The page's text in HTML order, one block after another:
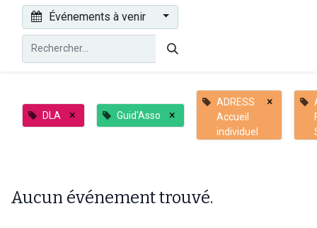
Événements à venir
DLA × Guid'Asso ×
ADRESS
Accueil
individuel
×
Aucun événement trouvé.